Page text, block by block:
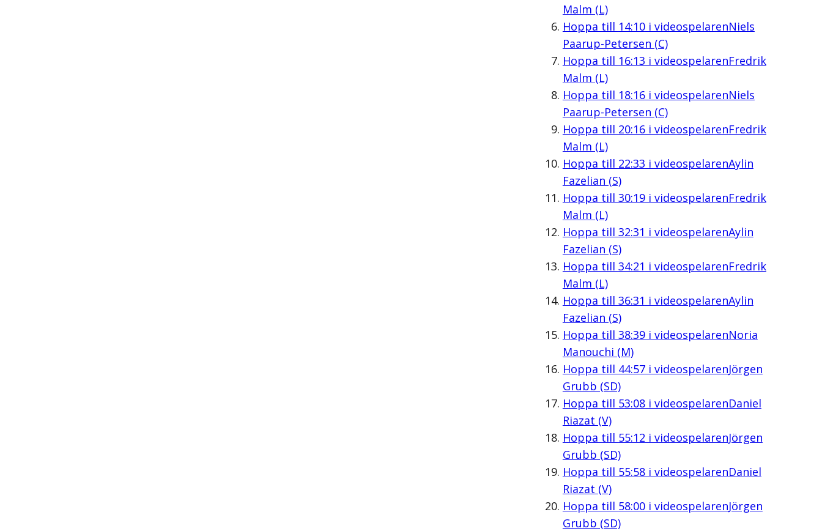
Malm (L)
Hoppa till 14:10i videospelarenNiels
Paarup-Petersen (C)
Hoppa till 16:13 i videospelarenFredrik
Malm (L)
Hoppa till 18:16i videospelarenNiels
Paarup-Petersen (C)
Hoppa till 20:16i videospelarenFredrik
Malm (L)
Hoppa till 22:33 i videospelarenAylin
Fazelian (S)
Hoppa till 30:19i videospelarenFredrik
Malm (L)
Hoppa till 32:31 i videospelarenAylin
Fazelian (S)
Hoppa till 34:21 i videospelarenFredrik
Malm (L)
Hoppa till 36:31 i videospelarenAylin
Fazelian (S)
Hoppa till 38:39i videospelarenNoria
Manouchi (M)
Hoppa till 44:57i videospelarenJörgen
Grubb (SD)
Hoppa till 53:08i videospelarenDaniel
Riazat (V)
Hoppa till 55:12 i videospelarenJörgen
Grubb (SD)
Hoppa till 55:58i videospelarenDaniel
Riazat (V)
Hoppa till 58:00i videospelarenJörgen
Grubb (SD)